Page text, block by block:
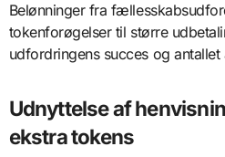
Belønninger fra
tokenforøgelser til større
udfordringens succes og
Udnyttelse af
ekstra tokens